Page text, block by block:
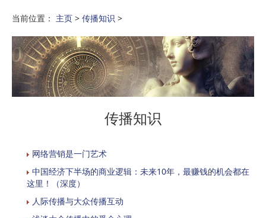
当前位置： 主页 > 传播知识 >
传播知识
网络营销是一门艺术
中国经济下半场的商业逻辑：未来10年，最赚钱的机会都在
这里！（深度）
人际传播与大众传播互动